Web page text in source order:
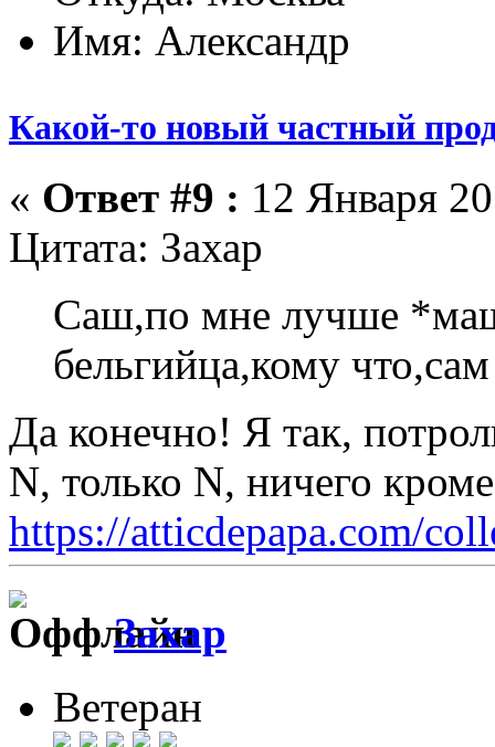
Имя: Александр
Какой-то новый частный
« Ответ #9 : 12 Января
Цитата: Захар
Саш,по мне лучше
бельгийца,кому
Да конечно! Я так,
N, только N, ничего
https://atticdepapa.com/
Захар
Ветеран